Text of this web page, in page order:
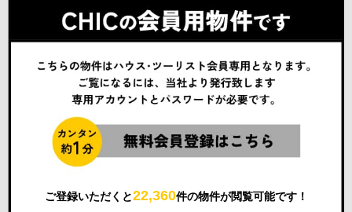
ご登録いただくと22,360件の物件が閲覧可能です！